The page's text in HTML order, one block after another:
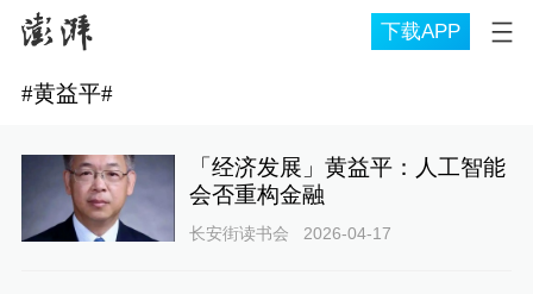
下载APP
#黄益平#
「经济发展」黄益平：人工智能
会否重构金融
长安街读书会 2026-04-17